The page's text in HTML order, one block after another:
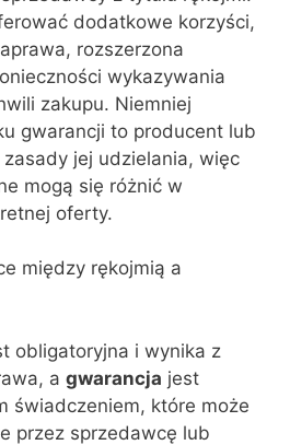
dodatkowe korzyści,
rozszerzona
wykazywania
zakupu. Niemniej
gwarancji to producent lub
jej udzielania, więc
mogą się różnić w
oferty.
między rękojmią a
obligatoryjna i wynika z
a gwarancja jest
świadczeniem, które może
przez sprzedawcę lub